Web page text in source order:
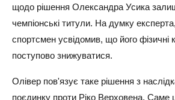
щодо рішення Олександра Усика
чемпіонські титули. На думку
спортсмен усвідомив, що його фізичні
поступово знижуватися.
Олівер пов'язує таке рішення з
поєдинку проти Ріко Верховена. Саме